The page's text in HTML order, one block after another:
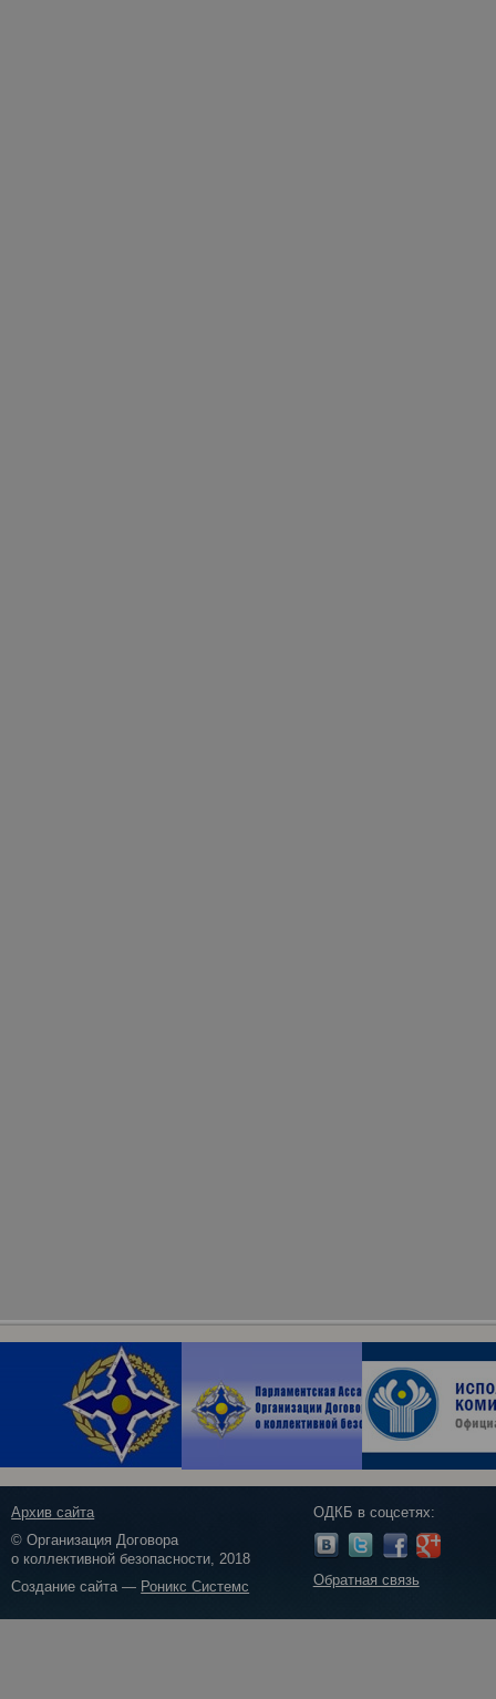
Архив сайта
© Организация Договора
о коллективной безопасности, 2018
Создание сайта — Роникс Системс
ОДКБ в соцсетях:
Обратная связь